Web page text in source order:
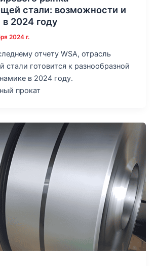
стали: возможности и
2024 году
2024 г.
отчету WSA, отрасль
готовится к разнообразной
в 2024 году.
прокат